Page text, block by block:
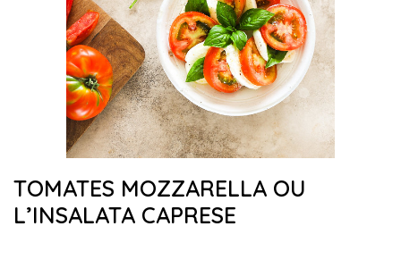
TOMATES MOZZARELLA OU
L’INSALATA CAPRESE